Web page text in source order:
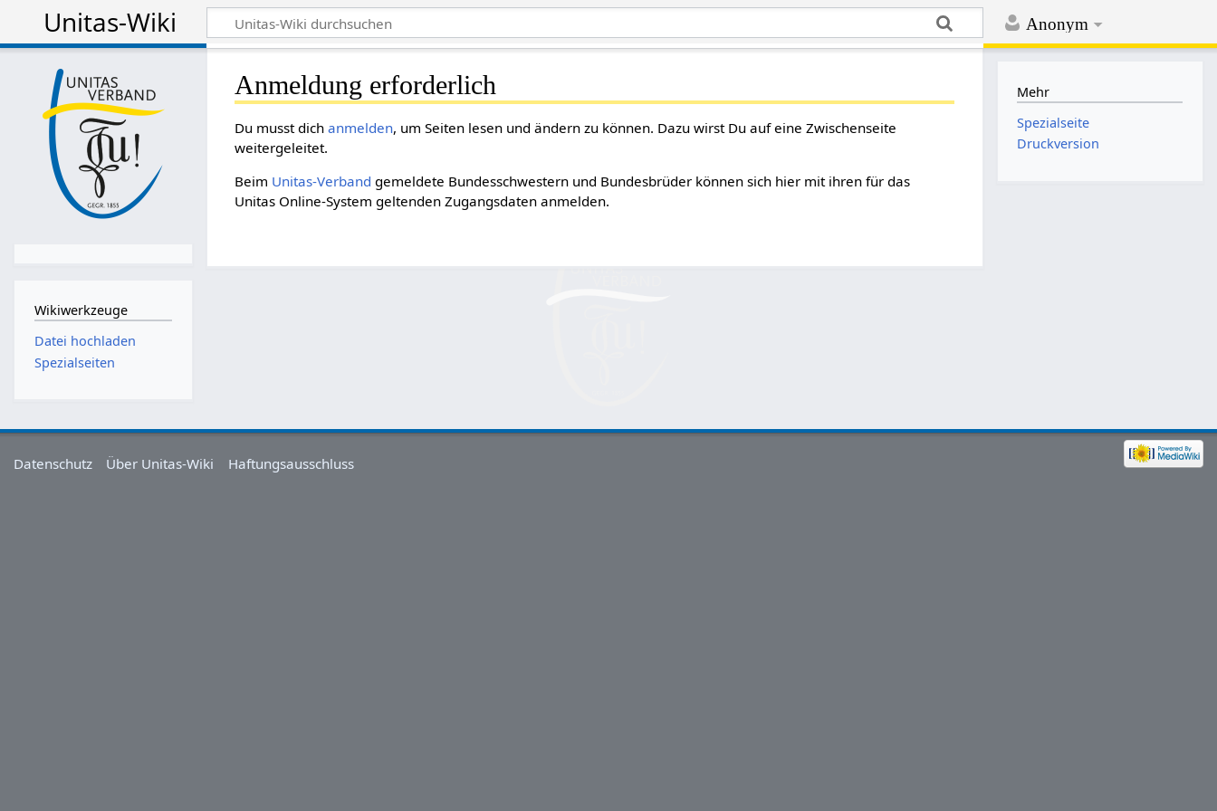
Anonym
Unitas-Wiki
Anmeldung erforderlich
Du musst dichanmelden, um Seiten lesen und ändern zu können. Dazu wirst Du auf eine Zwischenseite
weitergeleitet.
Beim Unitas-Verband gemeldete Bundesschwestern und Bundesbrüder können sich hier mit ihren für das
Unitas Online-System geltenden Zugangsdaten anmelden.
Wikiwerkzeuge
Datei hochladen
Spezialseiten
Mehr
Spezialseite
Druckversion
Datenschutz Über Unitas-Wiki Haftungsausschluss